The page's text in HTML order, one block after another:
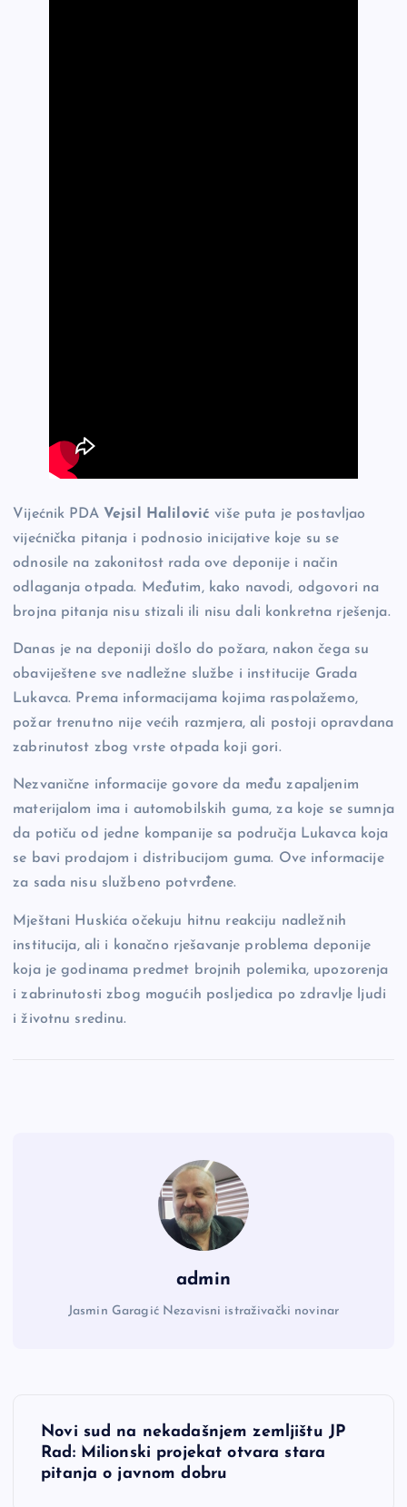
Vijećnik PDA Vejsil Halilović više puta je postavljao
vijećnička pitanja i podnosio inicijative koje su se
odnosile na zakonitost rada ove deponije i način
odlaganja otpada. Međutim, kako navodi, odgovori na
brojna pitanja nisu stizali ili nisu dali konkretna rješenja.
Danas je na deponiji došlo do požara, nakon čega su
obaviještene sve nadležne službe i institucije Grada
Lukavca. Prema informacijama kojima raspolažemo,
požar trenutno nije većih razmjera, ali postoji opravdana
zabrinutost zbog vrste otpada koji gori.
Nezvanične informacije govore da među zapaljenim
materijalom ima i automobilskih guma, za koje se sumnja
da potiču od jedne kompanije sa područja Lukavca koja
se bavi prodajom i distribucijom guma. Ove informacije
za sada nisu službeno potvrđene.
Mještani Huskića očekuju hitnu reakciju nadležnih
institucija, ali i konačno rješavanje problema deponije
koja je godinama predmet brojnih polemika, upozorenja
i zabrinutosti zbog mogućih posljedica po zdravlje ljudi
i životnu sredinu.
admin
Jasmin Garagić Nezavisni istraživački novinar
NNovi sud na nekadašnjem zemljištu JP
Rad: Milionski projekat otvara stara
pitanja o javnom dobru